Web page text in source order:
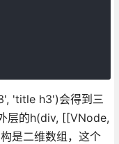
'title h3')会得到三
层的h(div, [[VNode,
是二维数组，这个